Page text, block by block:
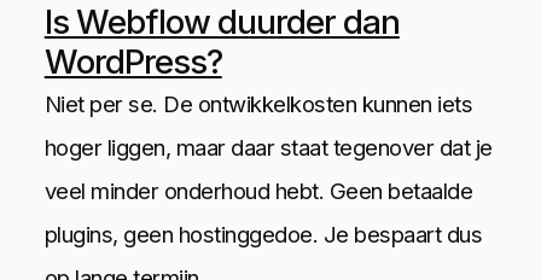
Is Webflow duurder dan
WordPress?
Niet per se. De ontwikkelkosten kunnen iets
hoger liggen, maar daar staat tegenover dat je
veel minder onderhoud hebt. Geen betaalde
plugins, geen hostinggedoe. Je bespaart dus